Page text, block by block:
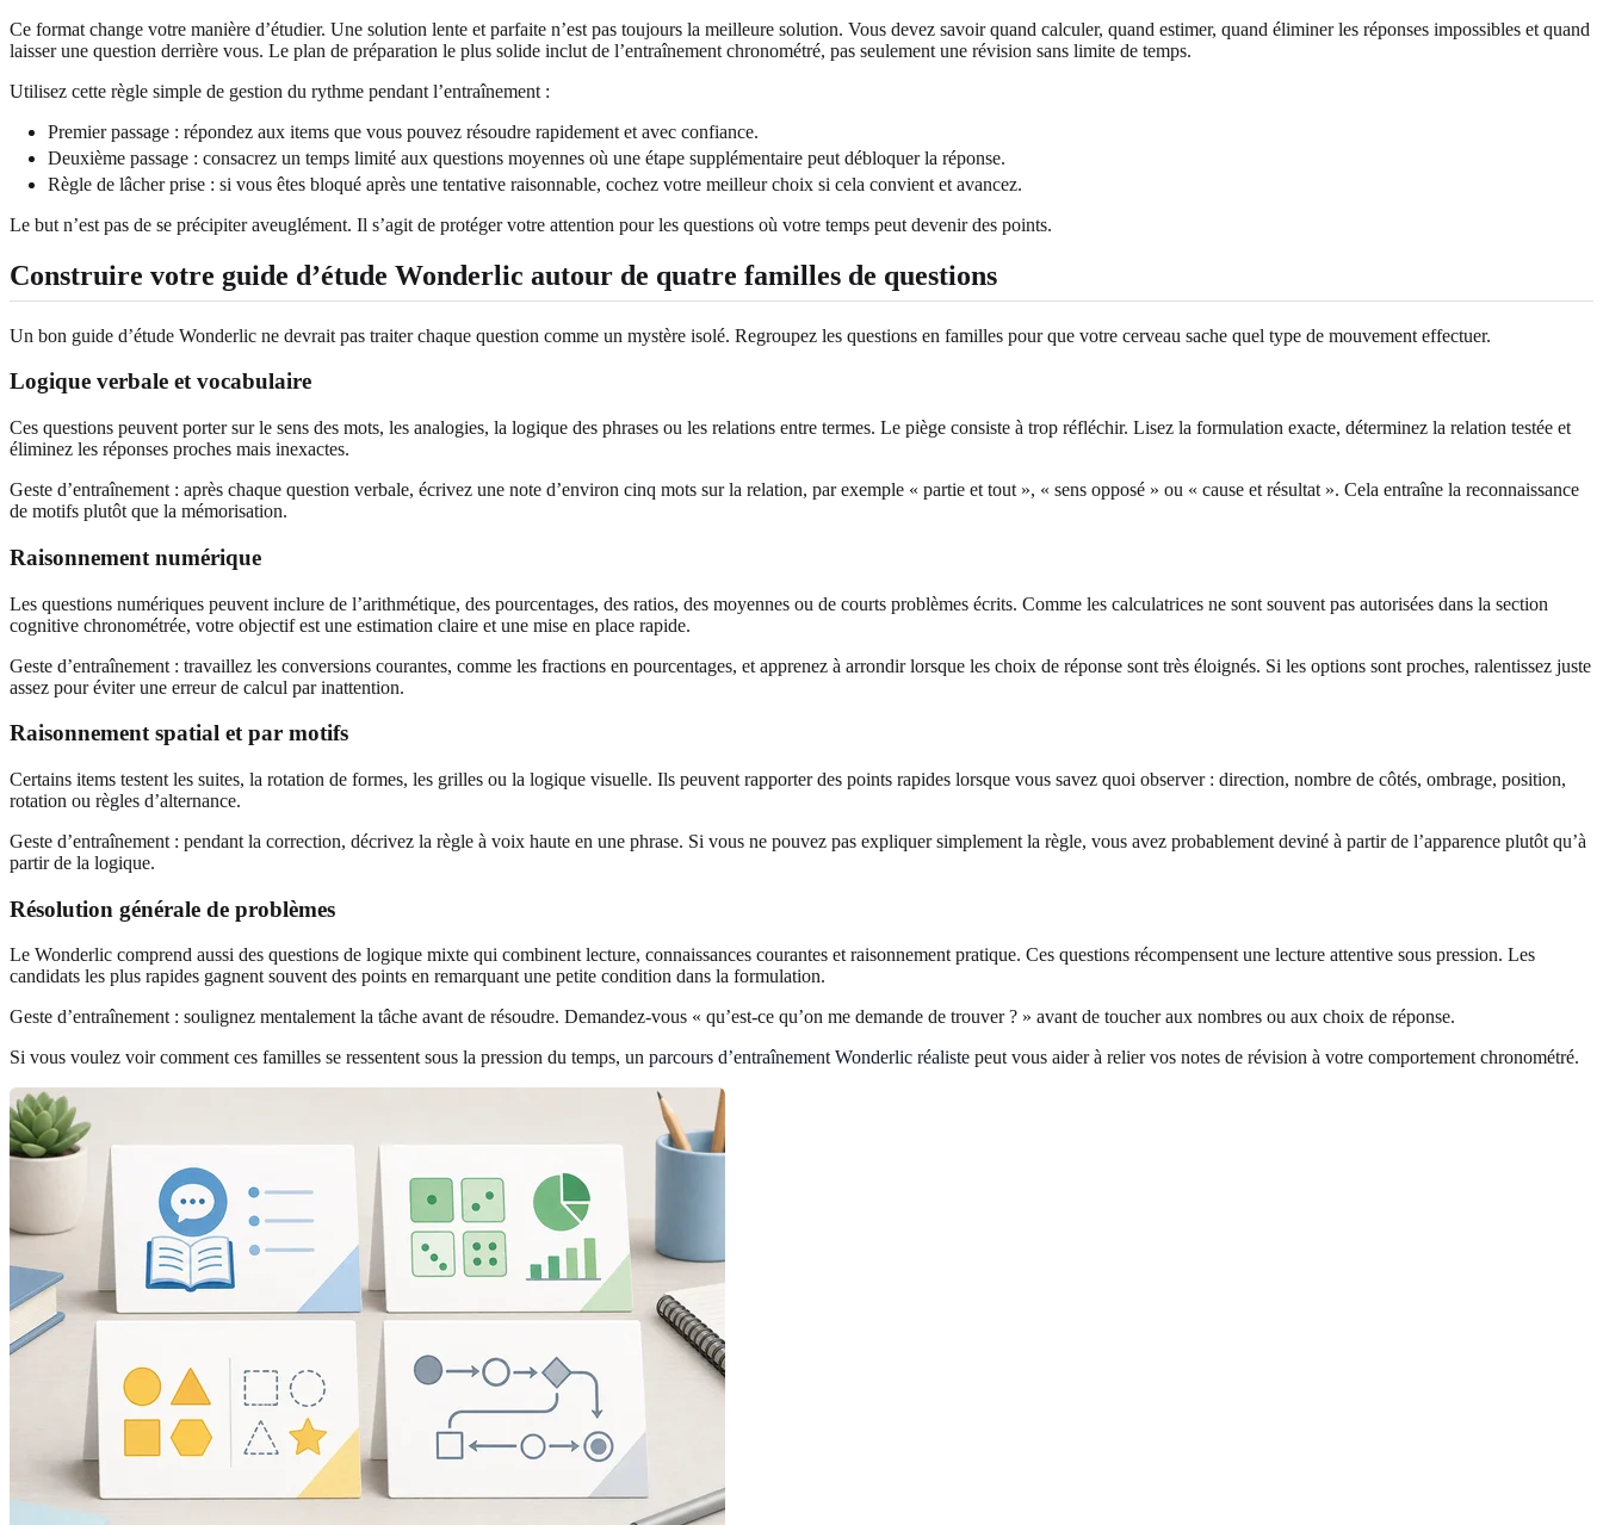
Ce format change votre manière d’étudier. Une solution lente et parfaite n’est pas toujours la meilleure solution. Vous devez savoir quand calculer, quand estimer, quand éliminer les réponses impossibles et quand
laisser une question derrière vous. Le plan de préparation le plus solide inclut de l’entraînement chronométré, pas seulement une révision sans limite de temps.
Utilisez cette règle simple de gestion du rythme pendant l’entraînement :
Premier passage : répondez aux items que vous pouvez résoudre rapidement et avec confiance.
Deuxième passage : consacrez un temps limité aux questions moyennes où une étape supplémentaire peut débloquer la réponse.
Règle de lâcher prise : si vous êtes bloqué après une tentative raisonnable, cochez votre meilleur choix si cela convient et avancez.
Le but n’est pas de se précipiter aveuglément. Il s’agit de protéger votre attention pour les questions où votre temps peut devenir des points.
Construire votre guide d’étude Wonderlic autour de quatre familles de questions
Un bon guide d’étude Wonderlic ne devrait pas traiter chaque question comme un mystère isolé. Regroupez les questions en familles pour que votre cerveau sache quel type de mouvement effectuer.
Logique verbale et vocabulaire
Ces questions peuvent porter sur le sens des mots, les analogies, la logique des phrases ou les relations entre termes. Le piège consiste à trop réfléchir. Lisez la formulation exacte, déterminez la relation testée et
éliminez les réponses proches mais inexactes.
Geste d’entraînement : après chaque question verbale, écrivez une note d’environ cinq mots sur la relation, par exemple « partie et tout », « sens opposé » ou « cause et résultat ». Cela entraîne la reconnaissance
de motifs plutôt que la mémorisation.
Raisonnement numérique
Les questions numériques peuvent inclure de l’arithmétique, des pourcentages, des ratios, des moyennes ou de courts problèmes écrits. Comme les calculatrices ne sont souvent pas autorisées dans la section
cognitive chronométrée, votre objectif est une estimation claire et une mise en place rapide.
Geste d’entraînement : travaillez les conversions courantes, comme les fractions en pourcentages, et apprenez à arrondir lorsque les choix de réponse sont très éloignés. Si les options sont proches, ralentissez juste
assez pour éviter une erreur de calcul par inattention.
Raisonnement spatial et par motifs
Certains items testent les suites, la rotation de formes, les grilles ou la logique visuelle. Ils peuvent rapporter des points rapides lorsque vous savez quoi observer : direction, nombre de côtés, ombrage, position,
rotation ou règles d’alternance.
Geste d’entraînement : pendant la correction, décrivez la règle à voix haute en une phrase. Si vous ne pouvez pas expliquer simplement la règle, vous avez probablement deviné à partir de l’apparence plutôt qu’à
partir de la logique.
Résolution générale de problèmes
Le Wonderlic comprend aussi des questions de logique mixte qui combinent lecture, connaissances courantes et raisonnement pratique. Ces questions récompensent une lecture attentive sous pression. Les
candidats les plus rapides gagnent souvent des points en remarquant une petite condition dans la formulation.
Geste d’entraînement : soulignez mentalement la tâche avant de résoudre. Demandez-vous « qu’est-ce qu’on me demande de trouver ? » avant de toucher aux nombres ou aux choix de réponse.
Si vous voulez voir comment ces familles se ressentent sous la pression du temps, un parcours d’entraînement Wonderlic réaliste peut vous aider à relier vos notes de révision à votre comportement chronométré.